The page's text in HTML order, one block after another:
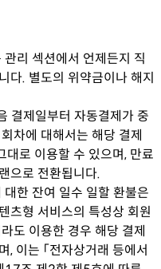
리 섹션에서 언제든지 직
다. 별도의 위약금이나 해지
결제일부터 자동결제가 중
차에 대해서는 해당 결제
로 이용할 수 있으며, 만료
으로 전환됩니다.
한 잔여 일수 일할 환불은
츠형 서비스의 특성상 회원
도 이용한 경우 해당 결제
, 이는 「전자상거래 등에서